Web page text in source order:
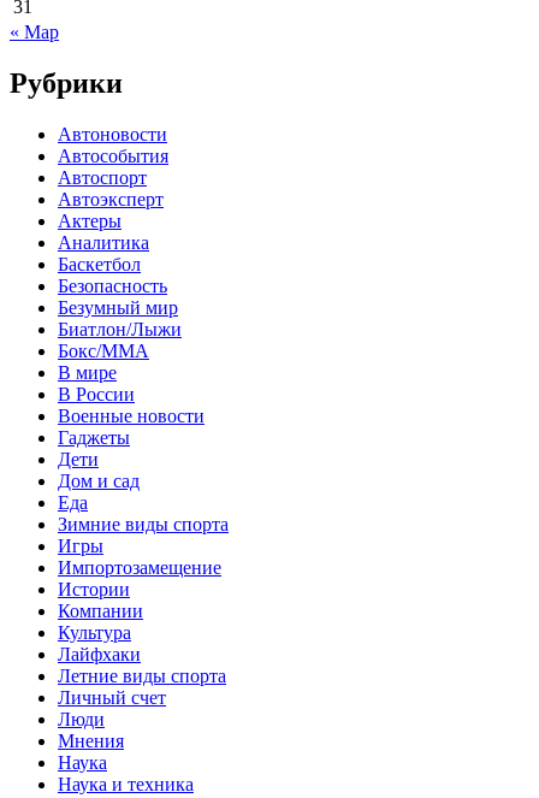
31
« Мар
Рубрики
Автоновости
Автособытия
Автоспорт
Автоэксперт
Актеры
Аналитика
Баскетбол
Безопасность
Безумный мир
Биатлон/Лыжи
Бокс/MMA
В мире
В России
Военные новости
Гаджеты
Дети
Дом и сад
Еда
Зимние виды спорта
Игры
Импортозамещение
Истории
Компании
Культура
Лайфхаки
Летние виды спорта
Личный счет
Люди
Мнения
Наука
Наука и техника